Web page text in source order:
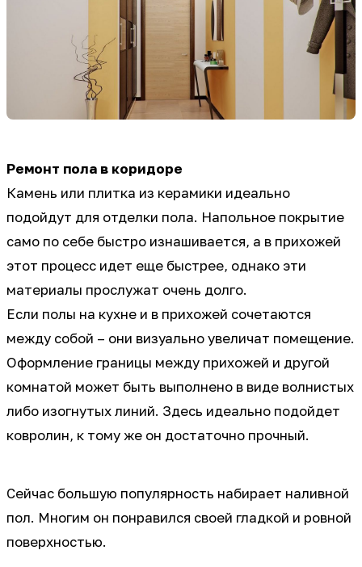
Ремонт пола в коридоре
Камень или плитка из керамики идеально
подойдут для отделки пола. Напольное покрытие
само по себе быстро изнашивается, а в прихожей
этот процесс идет еще быстрее, однако эти
материалы прослужат очень долго.
Если полы на кухне и в прихожей сочетаются
между собой – они визуально увеличат помещение.
Оформление границы между прихожей и другой
комнатой может быть выполнено в виде волнистых
либо изогнутых линий. Здесь идеально подойдет
ковролин, к тому же он достаточно прочный.
Сейчас большую популярность набирает наливной
пол. Многим он понравился своей гладкой и ровной
поверхностью.